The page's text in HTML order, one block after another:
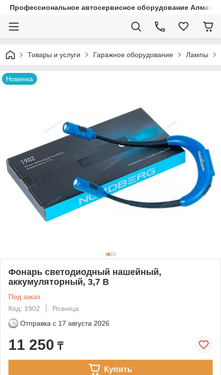
Профессиональное автосервисное оборудование Алматы
Товары и услуги Гаражное оборудование Лампы
Новинка
Фонарь светодиодный нашейный,
аккумуляторный, 3,7 В
Под заказ
Код: 1902
Розница
Отправка с 17 августа 2026
11 250 ₸
Купить